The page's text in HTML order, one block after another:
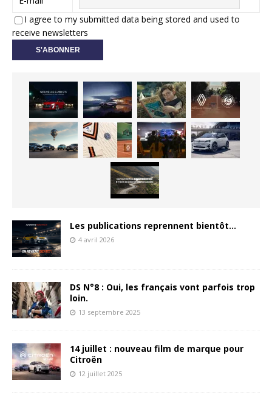
I agree to my submitted data being stored and used to
receive newsletters
Les publications reprennent bientôt…
4 avril 2026
DS N°8 : Oui, les français vont parfois trop
loin.
13 septembre 2025
14 juillet : nouveau film de marque pour
Citroën
12 juillet 2025